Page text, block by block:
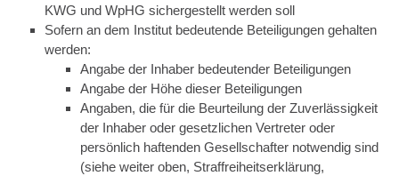
KWG und WpHG sichergestellt werden soll
Sofern an dem Institut bedeutende Beteiligungen gehalten
werden:
Angabe der Inhaber bedeutender Beteiligungen
Angabe der Höhe dieser Beteiligungen
Angaben, die für die Beurteilung der Zuverlässigkeit
der Inhaber oder gesetzlichen Vertreter oder
persönlich haftenden Gesellschafter notwendig sind
(siehe weiter oben, Straffreiheitserklärung,